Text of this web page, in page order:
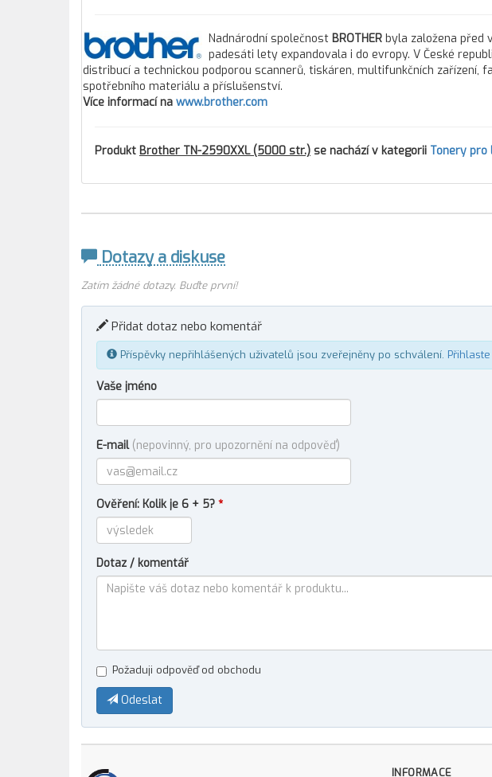
Nadnárodní společnost BROTHER byla založena před
padesáti lety expandovala i do evropy. V České
distribucí a technickou podporou scannerů, tiskáren, multifunkčních zařízení,
spotřebního materiálu a příslušenství.
Více informací na www.brother.com
Produkt Brother TN-2590XXL (5000 str.) se nachází v kategorii Tonery
Dotazy a diskuse
Zatím žádné dotazy. Buďte první!
Přidat dotaz nebo komentář
Příspěvky nepřihlášených uživatelů jsou zveřejněny po schválení.
Vaše jméno
E-mail (nepovinný, pro upozornění na odpověď)
Ověření: Kolik je 6 + 5? *
Dotaz / komentář
Požaduji odpověď od obchodu
Odeslat
INFORMACE